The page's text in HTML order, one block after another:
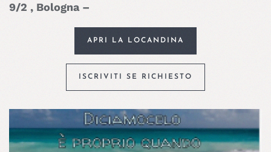
9/2 , Bologna –
APRI LA LOCANDINA
ISCRIVITI SE RICHIESTO